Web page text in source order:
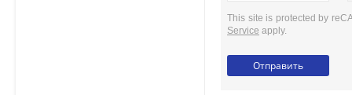
This site is protected by
Service apply.